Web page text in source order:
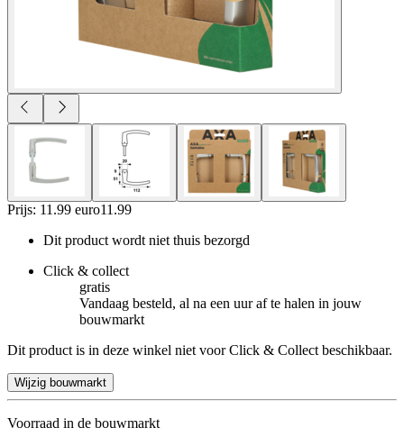
Prijs: 11.99 euro11 .99
Dit product wordt niet thuis bezorgd
Click & collect
gratis
Vandaag besteld, al na een uur af te halen in jouw
bouwmarkt
Dit product is in deze winkel niet voor Click & Collect beschikbaar.
Wijzig bouwmarkt
Voorraad in de bouwmarkt